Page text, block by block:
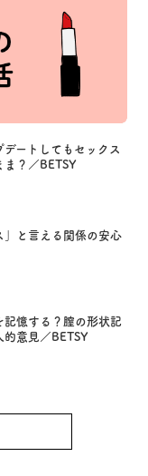
デートしてもセックス
ま？／BETSY
」と言える関係の安心
記憶する？膣の形状記
的意見／BETSY